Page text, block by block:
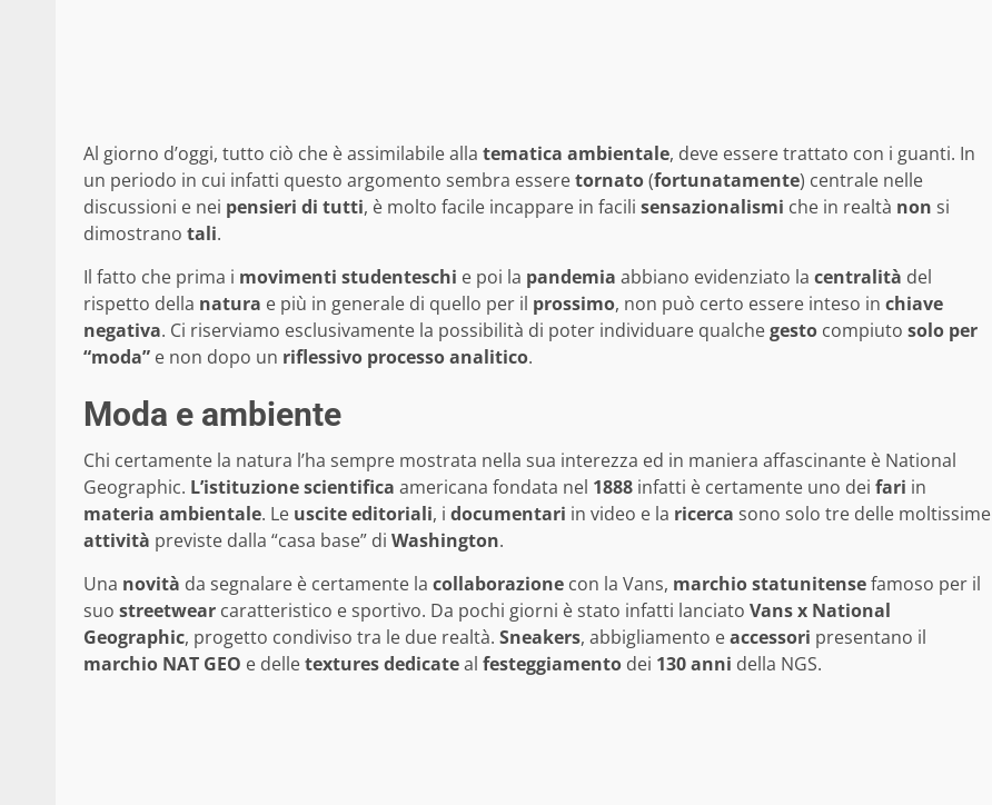
Al giorno d’oggi, tutto ciò che è assimilabile alla tematica ambientale, deve essere trattato con i guanti. In
un periodo in cui infatti questo argomento sembra esseretornato(fortunatamente) centrale nelle
discussioni e nei pensieri di tutti, è molto facile incappare in facili sensazionalismi che in realtà non si
dimostrano tali.
Il fatto che prima i movimenti studenteschi e poi la pandemia abbiano evidenziato la centralità del
rispetto della natura e più in generale di quello per il prossimo, non può certo essere inteso in chiave
negativa. Ci riserviamo esclusivamente la possibilità di poter individuare qualchegesto compiuto solo per
“moda” e non dopo un riflessivo processoanalitico.
Moda e ambiente
Chi certamente la natura l’ha sempre mostrata nella sua interezza ed in maniera affascinante è National
Geographic. L’istituzionescientifica americana fondata nel 1888 infatti è certamente uno dei fari in
materia ambientale. Le usciteeditoriali, i documentari in video e la ricerca sono solo tre delle moltissime
attività previste dalla “casa base” di Washington.
Una novità da segnalare è certamente la collaborazione con la Vans, marchiostatunitensefamoso per il
suo streetwear caratteristico e sportivo. Da pochi giorni è stato infatti lanciato Vans x National
Geographic, progetto condiviso tra le due realtà. Sneakers, abbigliamento eaccessori presentano il
marchio NAT GEO e delletexturesdedicateal festeggiamento dei 130anni della NGS.